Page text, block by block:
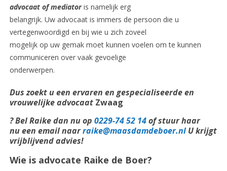
advocaat of mediatoris namelijk erg
belangrijk. Uw advocaat is immers de persoon die u
vertegenwoordigd en bij wie u zich zoveel
mogelijk op uw gemak moet kunnen voelen om te kunnen
communiceren over vaak gevoelige
onderwerpen.
Dus zoekt u een ervaren en gespecialiseerde en
vrouwelijke advocaat Zwaag
? Bel Raike dan nu op 0229-74 52 14of stuur haar
nu een email naarraike@maasdamdeboer.nl U krijgt
vrijblijvend advies!
Wie is advocate Raike de Boer?